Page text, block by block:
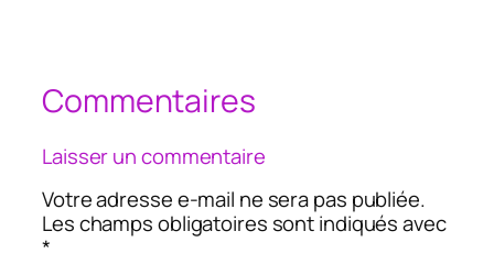
Commentaires
Laisser un commentaire
Votre adresse e-mail ne sera pas publiée.
Les champs obligatoires sont indiqués avec
*